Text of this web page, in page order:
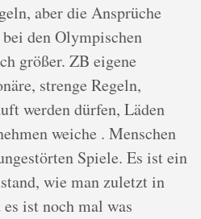
aber die Ansprüche
den Olympischen
größer. ZB eigene
strenge Regeln,
werden dürfen, Läden
weiche . Menschen
Spiele. Es ist ein
wie man zuletzt in
ist noch mal was